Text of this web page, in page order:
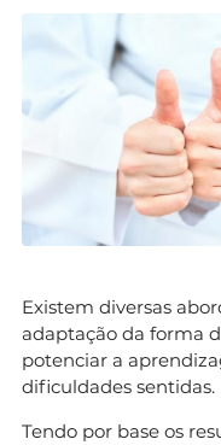
Existem diversas
adaptação da forma
potenciar a
dificuldades sentidas.
Tendo por base os